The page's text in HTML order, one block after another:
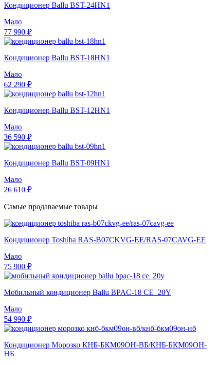
Кондиционер Ballu BST-24HN1
Мало
77 990 ₽
Кондиционер Ballu BST-18HN1
Мало
62 290 ₽
Кондиционер Ballu BST-12HN1
Мало
36 590 ₽
Кондиционер Ballu BST-09HN1
Мало
26 610 ₽
Самые продаваемые товары
Кондиционер Toshiba RAS-B07CKVG-EE/RAS-07CAVG-EE
Мало
75 900 ₽
Мобильный кондиционер Ballu BPAC-18 CE_20Y
Мало
54 990 ₽
Кондиционер Морозко КНБ-БКМ09ОН-ВБ/КНБ-БКМ09ОН-
НБ